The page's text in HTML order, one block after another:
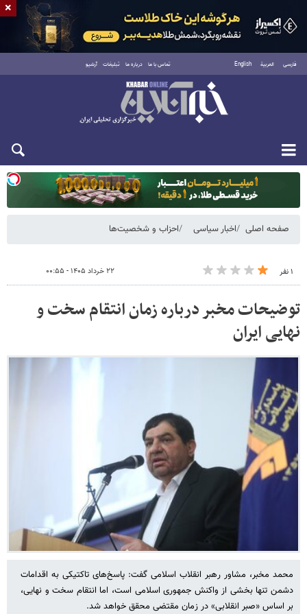
فارسی العربية English تماس با ما درباره ما تبلیغات آرشیو
یکشنبه ۱۸ مرداد ۱۴۰۵
صفحه اصلی اخبار سیاسی احزاب و شخصیت‌ها
۱ نفر ۲۲ خرداد ۱۴۰۵ - ۰۰:۵۵
توضیحات مخبر درباره زمان انتقام سخت و
نهایی ایران
محمد مخبر، مشاور رهبر انقلاب اسلامی گفت: پاسخ‌های تاکتیکی به اقدامات
دشمن تنها بخشی از واکنش جمهوری اسلامی است، اما انتقام سخت و نهایی،
بر اساس «صبر انقلابی» در زمان مقتضی محقق خواهد شد.
×